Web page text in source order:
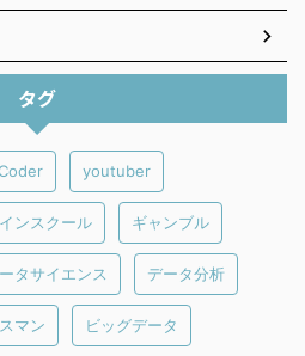
タグ
youtuber
ンスクール ギャンブル
タサイエンス データ分析
マン ビッグデータ